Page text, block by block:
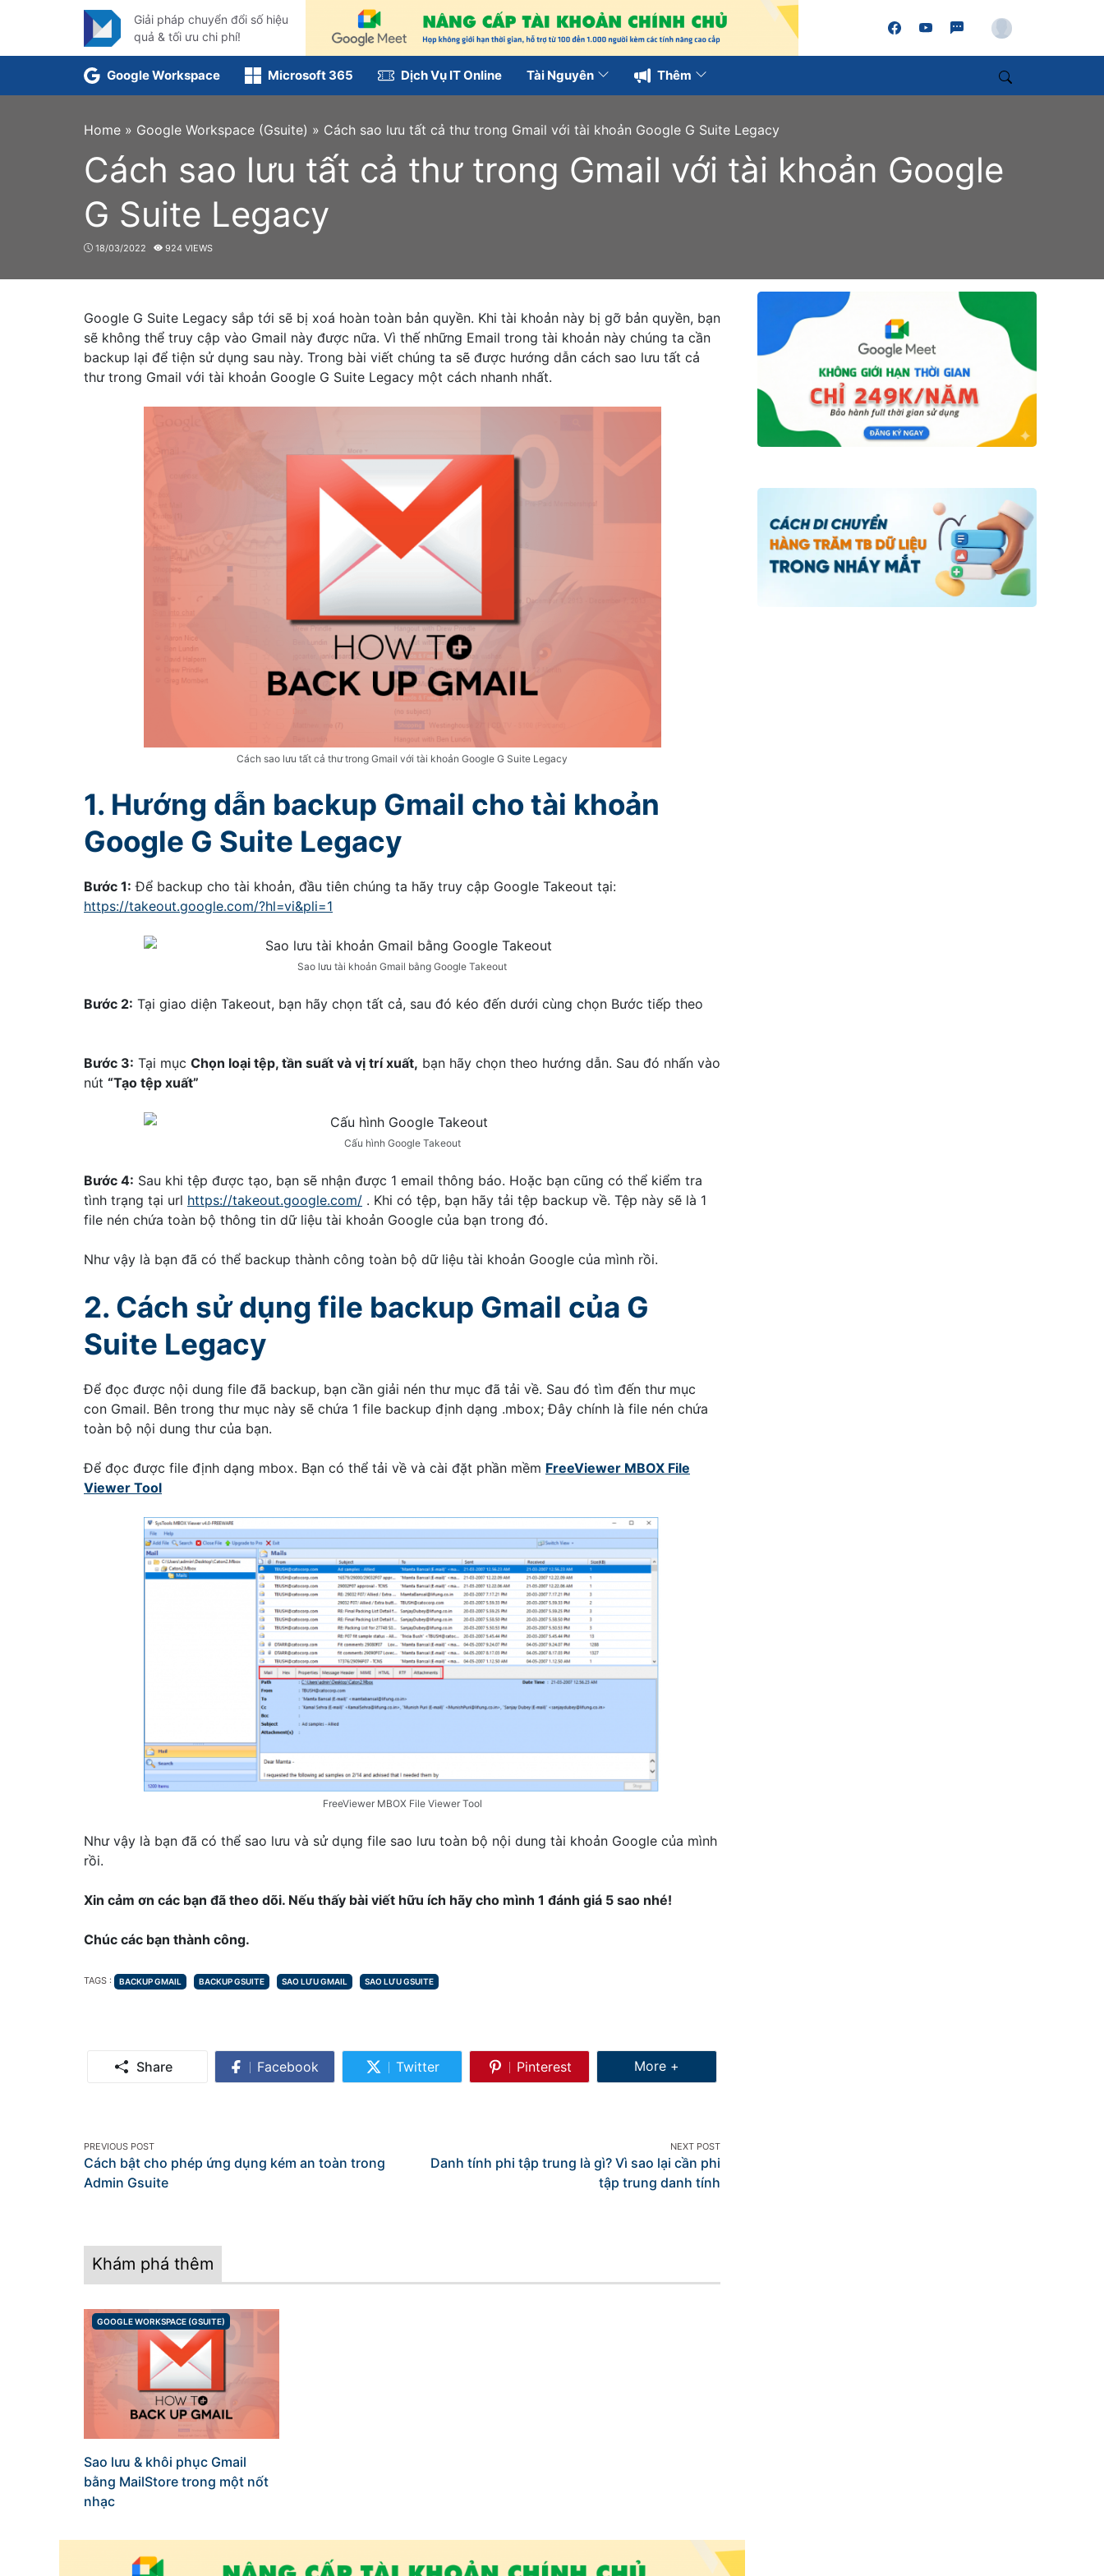
Giải pháp chuyển đổi số hiệu
quả & tối ưu chi phí!
Account
Google Workspace Microsoft 365 Dịch Vụ IT Online Tài Nguyên Thêm Search
Home » Google Workspace (Gsuite) » Cách sao lưu tất cả thư trong Gmail với tài khoản Google G Suite Legacy
Cách sao lưu tất cả thư trong Gmail với tài khoản Google
G Suite Legacy
18/03/2022 924 VIEWS
Google G Suite Legacy sắp tới sẽ bị xoá hoàn toàn bản quyền. Khi tài khoản này bị gỡ bản quyền, bạn
sẽ không thể truy cập vào Gmail này được nữa. Vì thế những Email trong tài khoản này chúng ta cần
backup lại để tiện sử dụng sau này. Trong bài viết chúng ta sẽ được hướng dẫn cách sao lưu tất cả
thư trong Gmail với tài khoản Google G Suite Legacy một cách nhanh nhất.
Cách sao lưu tất cả thư trong Gmail với tài khoản Google G Suite Legacy
1. Hướng dẫn backup Gmail cho tài khoản
Google G Suite Legacy
Bước 1: Để backup cho tài khoản, đầu tiên chúng ta hãy truy cập Google Takeout tại:
https://takeout.google.com/?hl=vi&pli=1
Sao lưu tài khoản Gmail bằng Google Takeout
Bước 2: Tại giao diện Takeout, bạn hãy chọn tất cả, sau đó kéo đến dưới cùng chọn Bước tiếp theo
Bước 3: Tại mục Chọn loại tệp, tần suất và vị trí xuất, bạn hãy chọn theo hướng dẫn. Sau đó nhấn vào
nút “Tạo tệp xuất”
Cấu hình Google Takeout
Bước 4: Sau khi tệp được tạo, bạn sẽ nhận được 1 email thông báo. Hoặc bạn cũng có thể kiểm tra
tình trạng tại url https://takeout.google.com/ . Khi có tệp, bạn hãy tải tệp backup về. Tệp này sẽ là 1
file nén chứa toàn bộ thông tin dữ liệu tài khoản Google của bạn trong đó.
Như vậy là bạn đã có thể backup thành công toàn bộ dữ liệu tài khoản Google của mình rồi.
2. Cách sử dụng file backup Gmail của G
Suite Legacy
Để đọc được nội dung file đã backup, bạn cần giải nén thư mục đã tải về. Sau đó tìm đến thư mục
con Gmail. Bên trong thư mục này sẽ chứa 1 file backup định dạng .mbox; Đây chính là file nén chứa
toàn bộ nội dung thư của bạn.
Để đọc được file định dạng mbox. Bạn có thể tải về và cài đặt phần mềm FreeViewer MBOX File
Viewer Tool
FreeViewer MBOX File Viewer Tool
Như vậy là bạn đã có thể sao lưu và sử dụng file sao lưu toàn bộ nội dung tài khoản Google của mình
rồi.
Xin cảm ơn các bạn đã theo dõi. Nếu thấy bài viết hữu ích hãy cho mình 1 đánh giá 5 sao nhé!
Chúc các bạn thành công.
TAGS : TAGS
BACKUP GMAIL BACKUP GSUITE SAO LƯU GMAIL SAO LƯU GSUITE
Share Facebook
Share
Twitter
Share
Pinterest
Share
Share More
More +
Post
navigation
PREVIOUS POST
Cách bật cho phép ứng dụng kém an toàn trong
Admin Gsuite
NEXT POST
Danh tính phi tập trung là gì? Vì sao lại cần phi
tập trung danh tính
Khám phá thêm
CATEGORIES
GOOGLE WORKSPACE (GSUITE)
Sao lưu & khôi phục Gmail
bằng MailStore trong một nốt
nhạc